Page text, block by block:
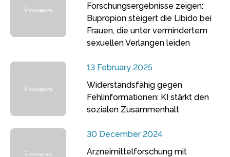
Forschungsergebnisse zeigen:
Bupropion steigert die Libido bei
Frauen, die unter vermindertem
sexuellen Verlangen leiden
13 February 2025
Widerstandsfähig gegen
Fehlinformationen: KI stärkt den
sozialen Zusammenhalt
30 December 2024
Arzneimittelforschung mit